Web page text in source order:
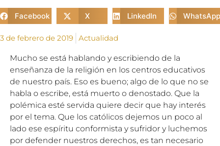
Facebook X LinkedIn WhatsApp
3 de febrero de 2019 Actualidad
Mucho se está hablando y escribiendo de la
enseñanza de la religión en los centros educativos
de nuestro país. Eso es bueno; algo de lo que no se
habla o escribe, está muerto o denostado. Que la
polémica esté servida quiere decir que hay interés
por el tema. Que los católicos dejemos un poco al
lado ese espíritu conformista y sufridor y luchemos
por defender nuestros derechos, es tan necesario